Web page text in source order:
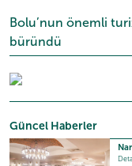
Güncel Haberler
Bolu’nun önemli
büründü